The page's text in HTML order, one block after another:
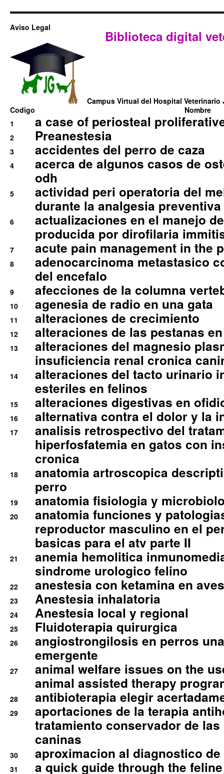
Aviso Legal
Biblioteca digital
Campus Virtual del Hospital Veterinario
Codigo
Nombre
1
a case of periosteal
2 Preanestesia
3 accidentes del perro de caza
4
acerca de algunos casos de
odh
5
actividad peri operatoria del
durante la analgesia
6
actualizaciones en el manejo
producida por dirofilaria
7 acute pain management in the
8
adenocarcinoma metastasico
del encefalo
9 afecciones de la columna
10 agenesia de radio en una gata
11 alteraciones de crecimiento
12 alteraciones de las pestanas
13
alteraciones del magnesio
insuficiencia renal cronica
14
alteraciones del tacto urinario
esteriles en felinos
15 alteraciones digestivas en
16 alternativa contra el dolor y la
17
analisis retrospectivo del
hiperfosfatemia en gatos con
cronica
18
anatomia artroscopica
perro
19 anatomia fisiologia y
20
anatomia funciones y
reproductor masculino en el
basicas para el atv parte II
21
anemia hemolitica
sindrome urologico felino
22 anestesia con ketamina en
23 Anestesia inhalatoria
24 Anestesia local y regional
25 Fluidoterapia quirurgica
26
angiostrongilosis en perros
emergente
27
animal welfare issues on the
animal assisted therapy
28 antibioterapia elegir
29
aportaciones de la terapia
tratamiento conservador de
caninas
30 aproximacion al diagnostico
31 a quick guide through the